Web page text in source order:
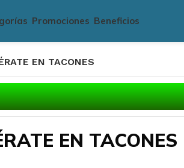
Promociones Beneficios
EN TACONES
EN TACONES